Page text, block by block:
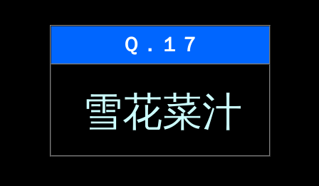
Ｑ．１７
雪花菜汁